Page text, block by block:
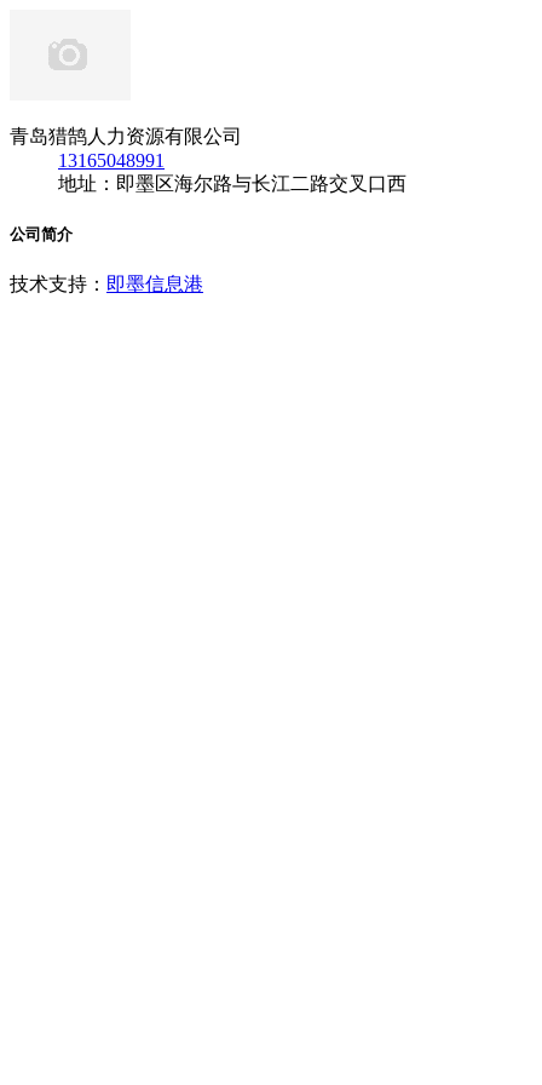
青岛猎鹄人力资源有限公司
13165048991
地址：即墨区海尔路与长江二路交叉口西
公司简介
技术支持： 即墨信息港